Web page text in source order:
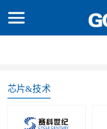
芯片&技术